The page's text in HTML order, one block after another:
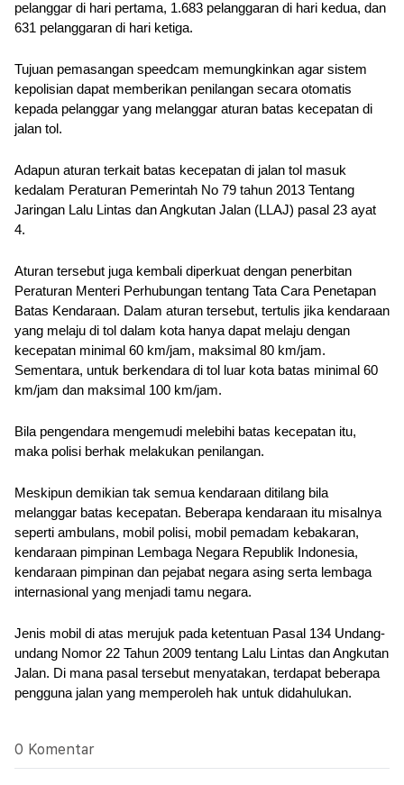
pelanggar di hari pertama, 1.683 pelanggaran di hari kedua, dan
631 pelanggaran di hari ketiga.
Tujuan pemasangan speedcam memungkinkan agar sistem
kepolisian dapat memberikan penilangan secara otomatis
kepada pelanggar yang melanggar aturan batas kecepatan di
jalan tol.
Adapun aturan terkait batas kecepatan di jalan tol masuk
kedalam Peraturan Pemerintah No 79 tahun 2013 Tentang
Jaringan Lalu Lintas dan Angkutan Jalan (LLAJ) pasal 23 ayat
4.
Aturan tersebut juga kembali diperkuat dengan penerbitan
Peraturan Menteri Perhubungan tentang Tata Cara Penetapan
Batas Kendaraan. Dalam aturan tersebut, tertulis jika kendaraan
yang melaju di tol dalam kota hanya dapat melaju dengan
kecepatan minimal 60 km/jam, maksimal 80 km/jam.
Sementara, untuk berkendara di tol luar kota batas minimal 60
km/jam dan maksimal 100 km/jam.
Bila pengendara mengemudi melebihi batas kecepatan itu,
maka polisi berhak melakukan penilangan.
Meskipun demikian tak semua kendaraan ditilang bila
melanggar batas kecepatan. Beberapa kendaraan itu misalnya
seperti ambulans, mobil polisi, mobil pemadam kebakaran,
kendaraan pimpinan Lembaga Negara Republik Indonesia,
kendaraan pimpinan dan pejabat negara asing serta lembaga
internasional yang menjadi tamu negara.
Jenis mobil di atas merujuk pada ketentuan Pasal 134 Undang-
undang Nomor 22 Tahun 2009 tentang Lalu Lintas dan Angkutan
Jalan. Di mana pasal tersebut menyatakan, terdapat beberapa
pengguna jalan yang memperoleh hak untuk didahulukan.
0 Komentar